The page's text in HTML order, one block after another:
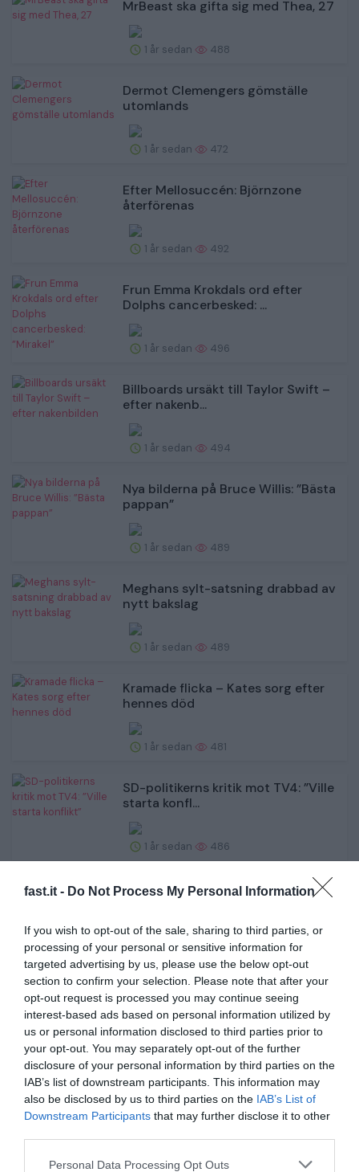
fast.it - Do Not Process My Personal Information
If you wish to opt-out of the sale, sharing to third parties, or
processing of your personal or sensitive information for
targeted advertising by us, please use the below opt-out
section to confirm your selection. Please note that after your
opt-out request is processed you may continue seeing
interest-based ads based on personal information utilized by
us or personal information disclosed to third parties prior to
your opt-out. You may separately opt-out of the further
disclosure of your personal information by third parties on the
IAB’s list of downstream participants. This information may
also be disclosed by us to third parties on the IAB’s List of
Downstream Participants that may further disclose it to other
Personal Data Processing Opt Outs
MrBeast ska gifta sig med Thea, 27
1 år sedan 488
Dermot Clemengers gömställe
utomlands
1 år sedan 472
Efter Mellosuccén: Björnzone
återförenas
1 år sedan 492
Frun Emma Krokdals ord efter
Dolphs cancerbesked: ...
1 år sedan 496
Billboards ursäkt till Taylor Swift –
efter nakenb...
1 år sedan 494
Nya bilderna på Bruce Willis: ”Bästa
pappan”
1 år sedan 489
Meghans sylt-satsning drabbad av
nytt bakslag
1 år sedan 489
Kramade flicka – Kates sorg efter
hennes död
1 år sedan 481
SD-politikerns kritik mot TV4: ”Ville
starta konfl...
1 år sedan 486
David Batra om turbulenta tiden:
”På lägenhetsvisn...
1 år sedan 478
Så gick det sen för paren efter
slutvalen i ”Bache...
1 år sedan 481
Influencern: Jag har inte haft sex
på 3 år